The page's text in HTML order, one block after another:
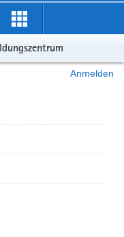
Anmelden